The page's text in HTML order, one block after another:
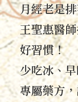
月經老是
王聖惠醫
好習慣！
少吃冰、
專屬藥方